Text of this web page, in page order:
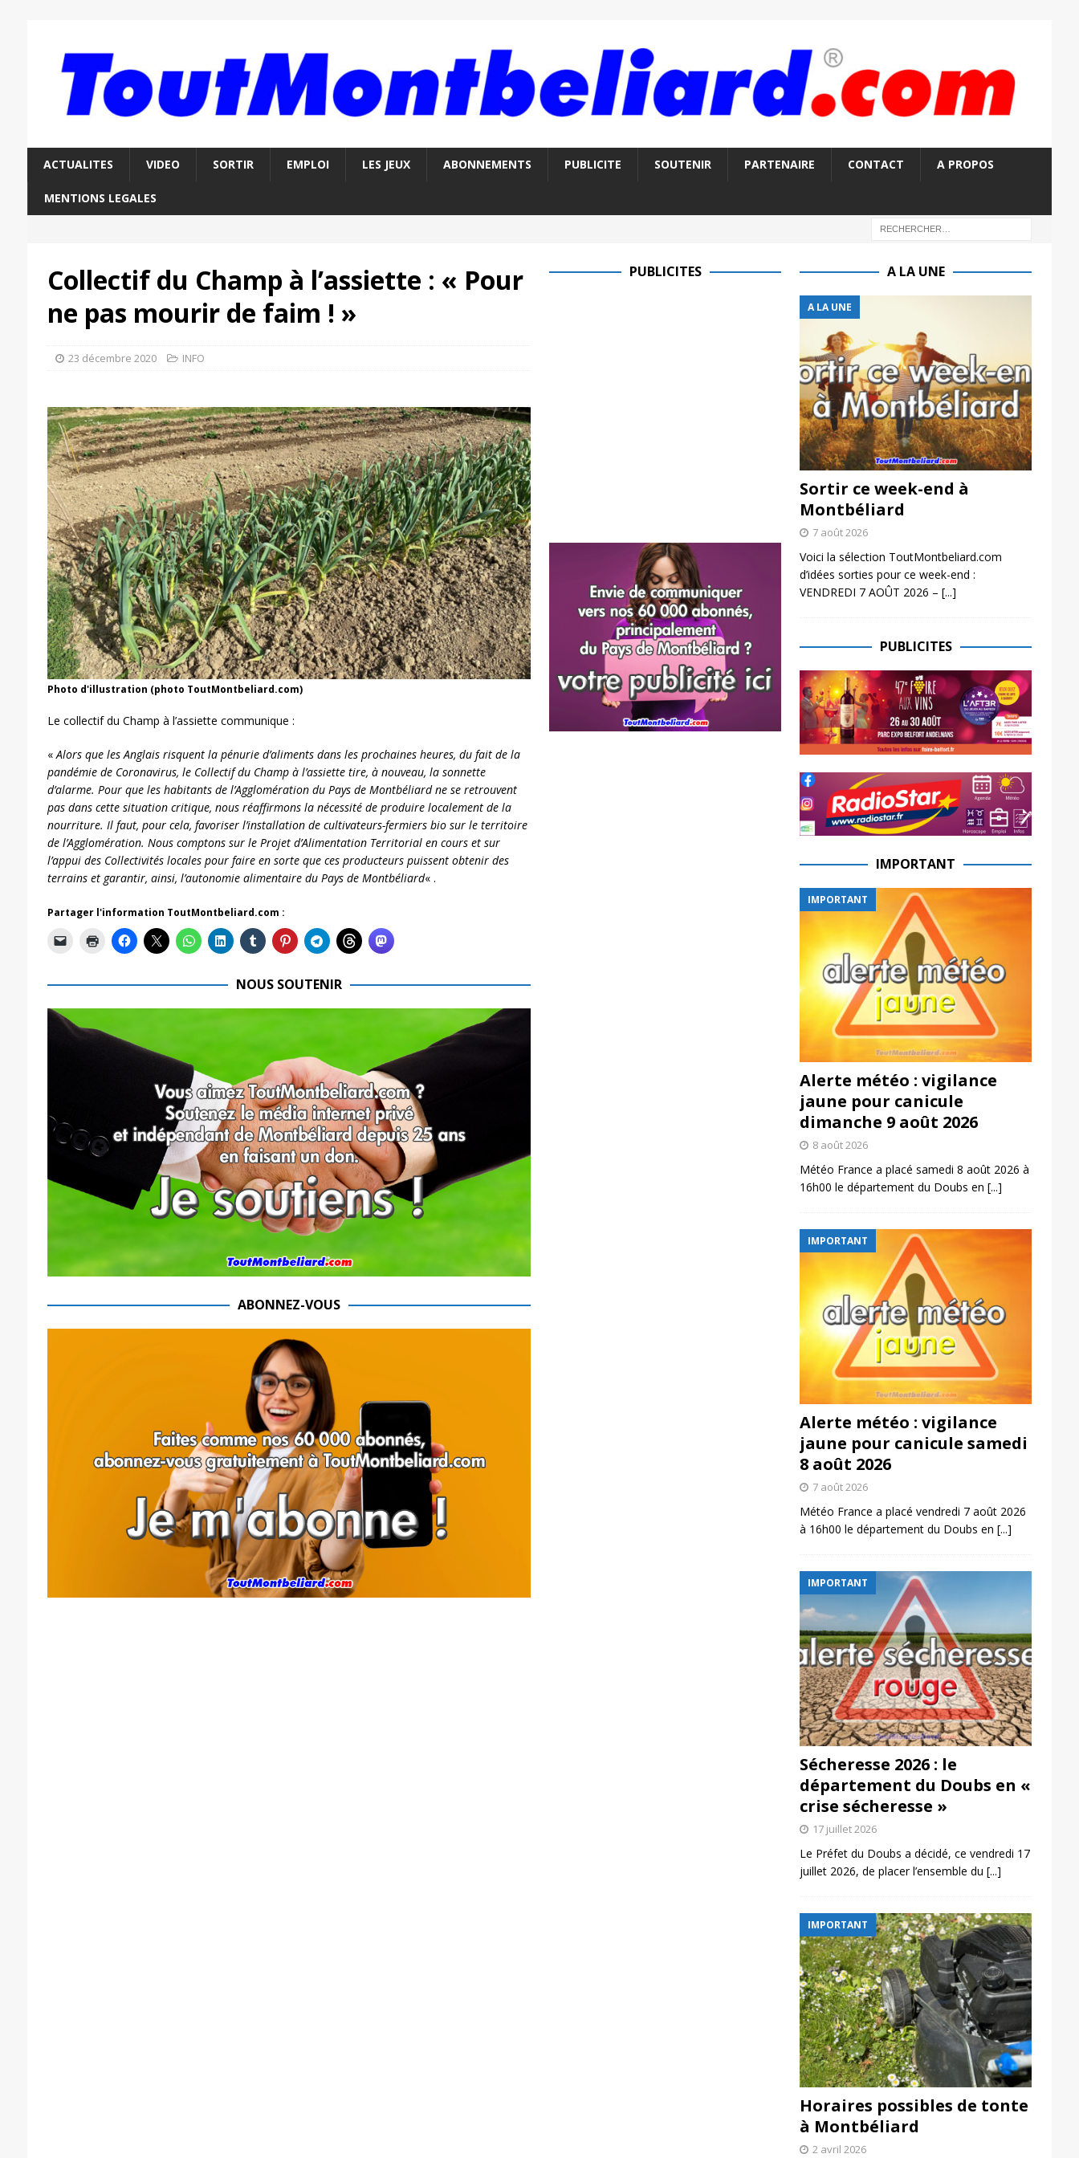
ACTUALITES VIDEO SORTIR EMPLOI LES JEUX ABONNEMENTS PUBLICITE SOUTENIR PARTENAIRE CONTACT A PROPOS
MENTIONS LEGALES
Collectif du Champ à l’assiette : « Pour
ne pas mourir de faim ! »
23 décembre 2020 INFO
Photo d'illustration (photo ToutMontbeliard.com)
Le collectif du Champ à l’assiette communique :
« Alors que les Anglais risquent la pénurie d’aliments dans les prochaines heures, du fait de la
pandémie de Coronavirus, le Collectif du Champ à l’assiette tire, à nouveau, la sonnette
d’alarme. Pour que les habitants de l’Agglomération du Pays de Montbéliard ne se retrouvent
pas dans cette situation critique, nous réaffirmons la nécessité de produire localement de la
nourriture. Il faut, pour cela, favoriser l’installation de cultivateurs-fermiers bio sur le territoire
de l’Agglomération. Nous comptons sur le Projet d’Alimentation Territorial en cours et sur
l’appui des Collectivités locales pour faire en sorte que ces producteurs puissent obtenir des
terrains et garantir, ainsi, l’autonomie alimentaire du Pays de Montbéliard« .
Partager l'information ToutMontbeliard.com :
NOUS SOUTENIR
ABONNEZ-VOUS
PUBLICITES A LA UNE
A LA UNE
Sortir ce week-end à
Montbéliard
7 août 2026
Voici la sélection ToutMontbeliard.com
d’idées sorties pour ce week-end :
VENDREDI 7 AOÛT 2026 – [...]
PUBLICITES
IMPORTANT
IMPORTANT
Alerte météo : vigilance
jaune pour canicule
dimanche 9 août 2026
8 août 2026
Météo France a placé samedi 8 août 2026 à
16h00 le département du Doubs en [...]
IMPORTANT
Alerte météo : vigilance
jaune pour canicule samedi
8 août 2026
7 août 2026
Météo France a placé vendredi 7 août 2026
à 16h00 le département du Doubs en [...]
IMPORTANT
Sécheresse 2026 : le
département du Doubs en «
crise sécheresse »
17 juillet 2026
Le Préfet du Doubs a décidé, ce vendredi 17
juillet 2026, de placer l’ensemble du [...]
IMPORTANT
Horaires possibles de tonte
à Montbéliard
2 avril 2026